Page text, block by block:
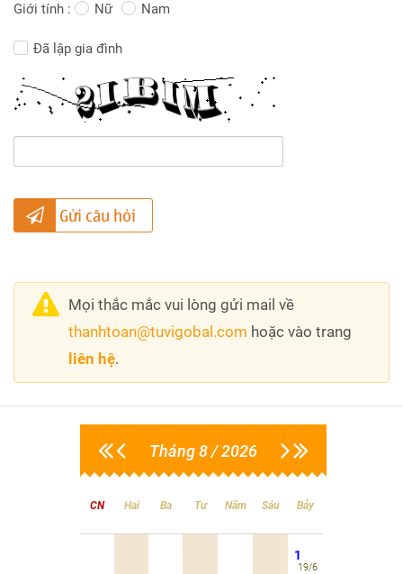
Giới tính : Nữ Nam
Đã lập gia đình
Gửi câu hỏi
Mọi thắc mắc vui lòng gửi mail về
thanhtoan@tuvigobal.com hoặc vào trang
liên hệ.
Tháng 8 / 2026
CN Hai Ba Tư Năm Sáu Bảy
1
19/6